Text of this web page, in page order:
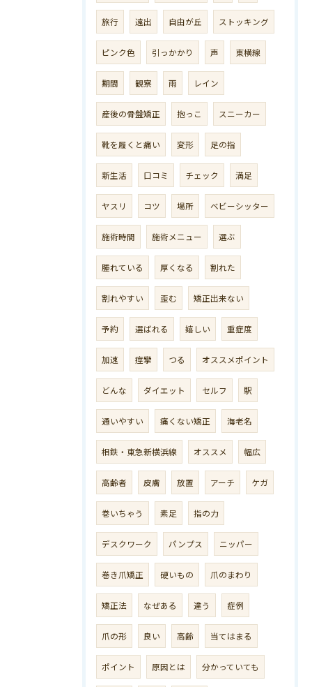
旅行 遠出 自由が丘 ストッキング
ピンク色 引っかかり 声 東横線
期間 観察 雨 レイン
産後の骨盤矯正 抱っこ スニーカー
靴を履くと痛い 変形 足の指
新生活 口コミ チェック 満足
ヤスリ コツ 場所 ベビーシッター
施術時間 施術メニュー 選ぶ
腫れている 厚くなる 割れた
割れやすい 歪む 矯正出来ない
予約 選ばれる 嬉しい 重症度
加速 痙攣 つる オススメポイント
どんな ダイエット セルフ 駅
通いやすい 痛くない矯正 海老名
相鉄・東急新横浜線 オススメ 幅広
高齢者 皮膚 放置 アーチ ケガ
巻いちゃう 素足 指の力
デスクワーク パンプス ニッパー
巻き爪矯正 硬いもの 爪のまわり
矯正法 なぜある 違う 症例
爪の形 良い 高齢 当てはまる
ポイント 原因とは 分かっていても